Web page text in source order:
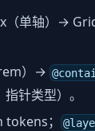
单轴）→
）→
针类型）。
；